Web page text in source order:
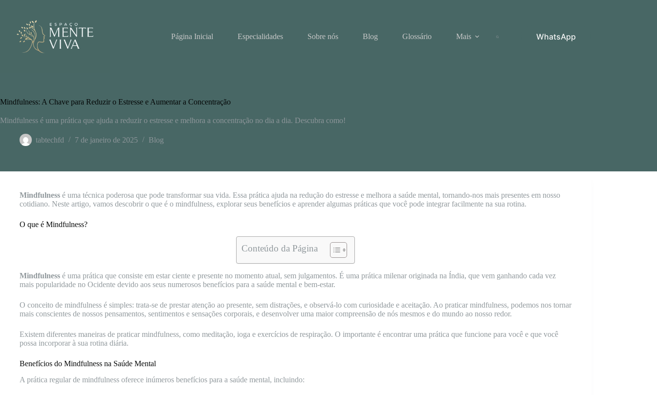
conteúdo
Página Inicial Especialidades Sobre nós Blog Glossário Mais WhatsApp
Mindfulness: A Chave para Reduzir o Estresse e Aumentar a Concentração
Mindfulness é uma prática que ajuda a reduzir o estresse e melhora a concentração no dia a dia. Descubra como!
tabtechfd 7 de janeiro de 2025 Blog
Mindfulness é uma técnica poderosa que pode transformar sua vida. Essa prática ajuda na redução do estresse e melhora a saúde mental, tornando-nos mais presentes em nosso
cotidiano. Neste artigo, vamos descobrir o que é o mindfulness, explorar seus benefícios e aprender algumas práticas que você pode integrar facilmente na sua rotina.
O que é Mindfulness?
Conteúdo da Página
Mindfulness é uma prática que consiste em estar ciente e presente no momento atual, sem julgamentos. É uma prática milenar originada na Índia, que vem ganhando cada vez
mais popularidade no Ocidente devido aos seus numerosos benefícios para a saúde mental e bem-estar.
O conceito de mindfulness é simples: trata-se de prestar atenção ao presente, sem distrações, e observá-lo com curiosidade e aceitação. Ao praticar mindfulness, podemos nos tornar
mais conscientes de nossos pensamentos, sentimentos e sensações corporais, e desenvolver uma maior compreensão de nós mesmos e do mundo ao nosso redor.
Existem diferentes maneiras de praticar mindfulness, como meditação, ioga e exercícios de respiração. O importante é encontrar uma prática que funcione para você e que você
possa incorporar à sua rotina diária.
Benefícios do Mindfulness na Saúde Mental
A prática regular de mindfulness oferece inúmeros benefícios para a saúde mental, incluindo: